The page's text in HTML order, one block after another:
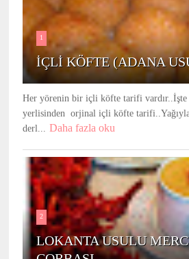
1
İÇLİ KÖFTE (ADANA
Her yörenin bir içli köfte tarifi vardır..İşte
yerlisinden orjinal içli köfte
derl...
Daha fazla oku
2
LOKANTA USULU